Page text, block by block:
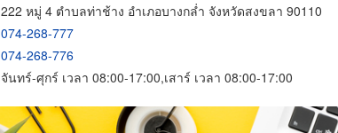
222 หมู่ 4 ตำบลท่าช้าง อำเภอบางกล่ำ จังหวัดสงขลา 90110
074-268-777
074-268-776
จันทร์-ศุกร์ เวลา 08:00-17:00,เสาร์ เวลา 08:00-17:00